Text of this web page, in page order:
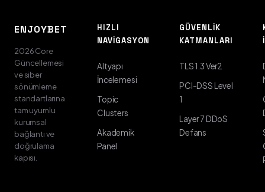
ENJOYBET
2026 Core
Güncellemesi
ve siber
sönümleme
standartlarına
tam uyumlu
kurumsal
bağlantı ve
doğrulama
kapısı.
HIZLI
NAVIGASYON
Altyapı
İncelemesi
Topic
Clusters
Akademik
Panel
GÜVENLIK
KATMANLARI
TLS 1.3 Ver2
PCI-DSS Level
1
Layer 7 DDoS
Defans